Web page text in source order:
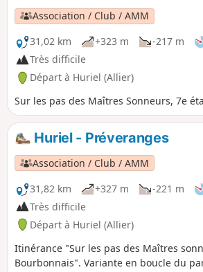
Association / Club / AMM
31,02 km
+323 m -217 m
Très difficile
Départ à Huriel (Allier)
Sur les pas des Maîtres Sonneurs, 7e
Huriel - Préveranges
Association / Club / AMM
31,82 km
+327 m -221 m
Très difficile
Départ à Huriel (Allier)
Itinérance "Sur les pas des Maîtres
Bourbonnais". Variante en boucle du